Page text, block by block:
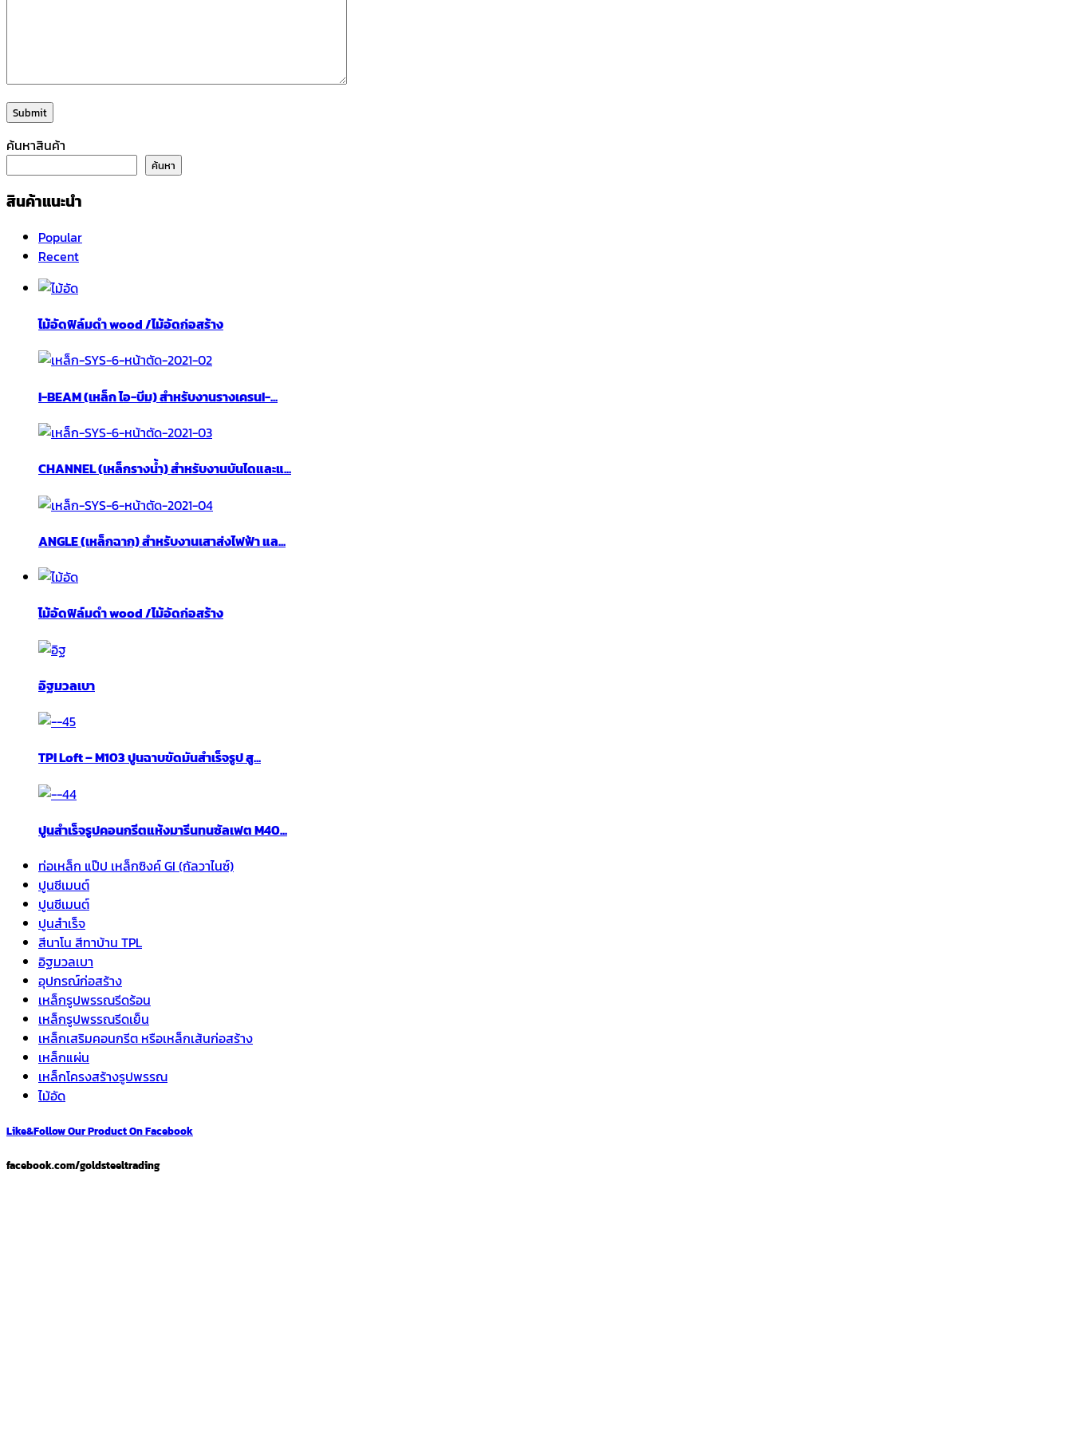
ค้นหาสินค้า
ค้นหา
สินค้าแนะนำ
Popular
Recent
ไม้อัดฟิล์มดำ wood /ไม้อัดก่อสร้าง
I-BEAM (เหล็ก ไอ-บีม) สำหรับงานรางเครนI-...
CHANNEL (เหล็กรางน้ำ) สำหรับงานบันไดและแ...
ANGLE (เหล็กฉาก) สำหรับงานเสาส่งไฟฟ้า แล...
ไม้อัดฟิล์มดำ wood /ไม้อัดก่อสร้าง
อิฐมวลเบา
TPI Loft – M103 ปูนฉาบขัดมันสำเร็จรูป สู...
ปูนสำเร็จรูปคอนกรีตแห้งมารีนทนซัลเฟต M40...
ท่อเหล็ก แป๊ป เหล็กซิงค์ GI (กัลวาไนซ์)
ปูนซีเมนต์
ปูนซีเมนต์
ปูนสำเร็จ
สีนาโน สีทาบ้าน TPL
อิฐมวลเบา
อุปกรณ์ก่อสร้าง
เหล็กรูปพรรณรีดร้อน
เหล็กรูปพรรณรีดเย็น
เหล็กเสริมคอนกรีต หรือเหล็กเส้นก่อสร้าง
เหล็กแผ่น
เหล็กโครงสร้างรูปพรรณ
ไม้อัด
Like&Follow Our Product On Facebook
facebook.com/goldsteeltrading